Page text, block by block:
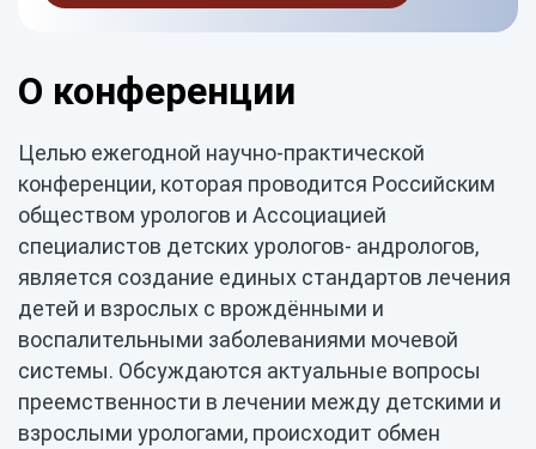
О конференции
Целью ежегодной научно-практической
конференции, которая проводится Российским
обществом урологов и Ассоциацией
специалистов детских урологов- андрологов,
является создание единых стандартов лечения
детей и взрослых с врождёнными и
воспалительными заболеваниями мочевой
системы. Обсуждаются актуальные вопросы
преемственности в лечении между детскими и
взрослыми урологами, происходит обмен